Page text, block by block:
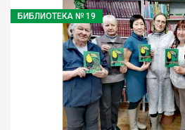
БИБЛИОТЕКА № 19